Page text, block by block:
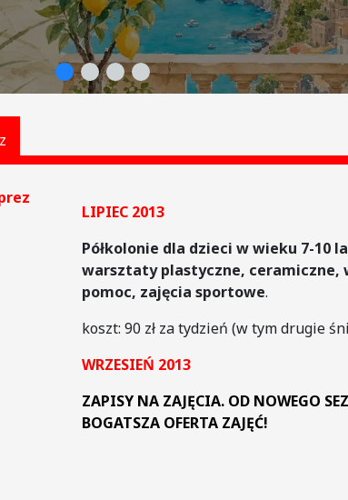
LIPIEC 2013
Półkolonie dla dzieci w wieku 7-10
warsztaty plastyczne, ceramiczne,
pomoc, zajęcia sportowe.
koszt: 90 zł za tydzień (w tym drugie
WRZESIEŃ 2013
ZAPISY NA ZAJĘCIA. OD NOWEGO
BOGATSZA OFERTA ZAJĘĆ!